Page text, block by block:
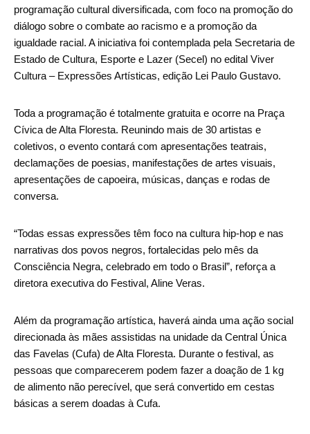
programação cultural diversificada, com foco na promoção do
diálogo sobre o combate ao racismo e a promoção da
igualdade racial. A iniciativa foi contemplada pela Secretaria de
Estado de Cultura, Esporte e Lazer (Secel) no edital Viver
Cultura – Expressões Artísticas, edição Lei Paulo Gustavo.
Toda a programação é totalmente gratuita e ocorre na Praça
Cívica de Alta Floresta. Reunindo mais de 30 artistas e
coletivos, o evento contará com apresentações teatrais,
declamações de poesias, manifestações de artes visuais,
apresentações de capoeira, músicas, danças e rodas de
conversa.
“Todas essas expressões têm foco na cultura hip-hop e nas
narrativas dos povos negros, fortalecidas pelo mês da
Consciência Negra, celebrado em todo o Brasil”, reforça a
diretora executiva do Festival, Aline Veras.
Além da programação artística, haverá ainda uma ação social
direcionada às mães assistidas na unidade da Central Única
das Favelas (Cufa) de Alta Floresta. Durante o festival, as
pessoas que comparecerem podem fazer a doação de 1 kg
de alimento não perecível, que será convertido em cestas
básicas a serem doadas à Cufa.